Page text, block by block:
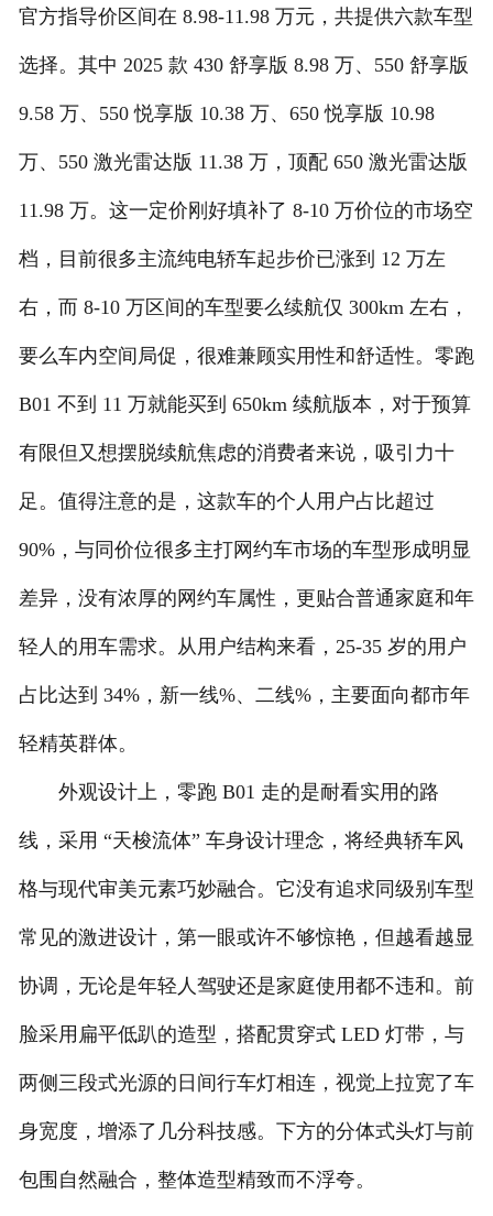
官方指导价区间在 8.98-11.98 万元，共提供六款车型
选择。其中 2025 款 430 舒享版 8.98 万、550 舒享版
9.58 万、550 悦享版 10.38 万、650 悦享版 10.98
万、550 激光雷达版 11.38 万，顶配 650 激光雷达版
11.98 万。这一定价刚好填补了 8-10 万价位的市场空
档，目前很多主流纯电轿车起步价已涨到 12 万左
右，而 8-10 万区间的车型要么续航仅 300km 左右，
要么车内空间局促，很难兼顾实用性和舒适性。零跑
B01 不到 11 万就能买到 650km 续航版本，对于预算
有限但又想摆脱续航焦虑的消费者来说，吸引力十
足。值得注意的是，这款车的个人用户占比超过
90%，与同价位很多主打网约车市场的车型形成明显
差异，没有浓厚的网约车属性，更贴合普通家庭和年
轻人的用车需求。从用户结构来看，25-35 岁的用户
占比达到 34%，新一线%、二线%，主要面向都市年
轻精英群体。
外观设计上，零跑 B01 走的是耐看实用的路
线，采用 “天梭流体” 车身设计理念，将经典轿车风
格与现代审美元素巧妙融合。它没有追求同级别车型
常见的激进设计，第一眼或许不够惊艳，但越看越显
协调，无论是年轻人驾驶还是家庭使用都不违和。前
脸采用扁平低趴的造型，搭配贯穿式 LED 灯带，与
两侧三段式光源的日间行车灯相连，视觉上拉宽了车
身宽度，增添了几分科技感。下方的分体式头灯与前
包围自然融合，整体造型精致而不浮夸。